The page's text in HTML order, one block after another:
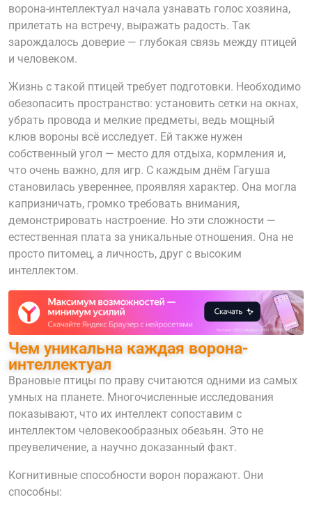
ворона-интеллектуал начала узнавать голос хозяина,
прилетать на встречу, выражать радость. Так
зарождалось доверие — глубокая связь между птицей
и человеком.
Жизнь с такой птицей требует подготовки. Необходимо
обезопасить пространство: установить сетки на окнах,
убрать провода и мелкие предметы, ведь мощный
клюв вороны всё исследует. Ей также нужен
собственный угол — место для отдыха, кормления и,
что очень важно, для игр. С каждым днём Гагуша
становилась увереннее, проявляя характер. Она могла
капризничать, громко требовать внимания,
демонстрировать настроение. Но эти сложности —
естественная плата за уникальные отношения. Она не
просто питомец, а личность, друг с высоким
интеллектом.
Чем уникальна каждая ворона-
интеллектуал
Врановые птицы по праву считаются одними из самых
умных на планете. Многочисленные исследования
показывают, что их интеллект сопоставим с
интеллектом человекообразных обезьян. Это не
преувеличение, а научно доказанный факт.
Когнитивные способности ворон поражают. Они
способны: